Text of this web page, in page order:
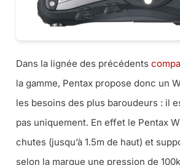
Dans la lignée des précédents
la gamme, Pentax propose donc un
les besoins des plus baroudeurs : il
pas uniquement. En effet le Pentax
chutes (jusqu’à 1.5m de haut) et
selon la marque une pression de